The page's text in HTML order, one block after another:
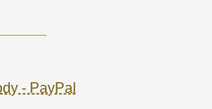
- PayPal